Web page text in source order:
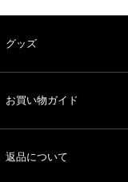
グッズ
お買い物ガイド
返品について